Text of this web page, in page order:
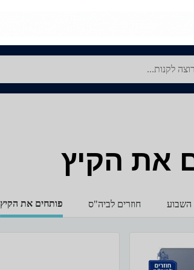
את הקיץ
השבוע חוזרים לביה"ס פותחים את הקיץ